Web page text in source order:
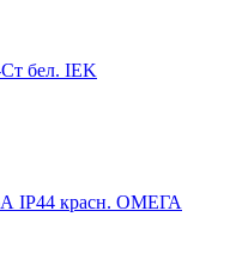
бел. IEK
IP44 красн. ОМЕГА